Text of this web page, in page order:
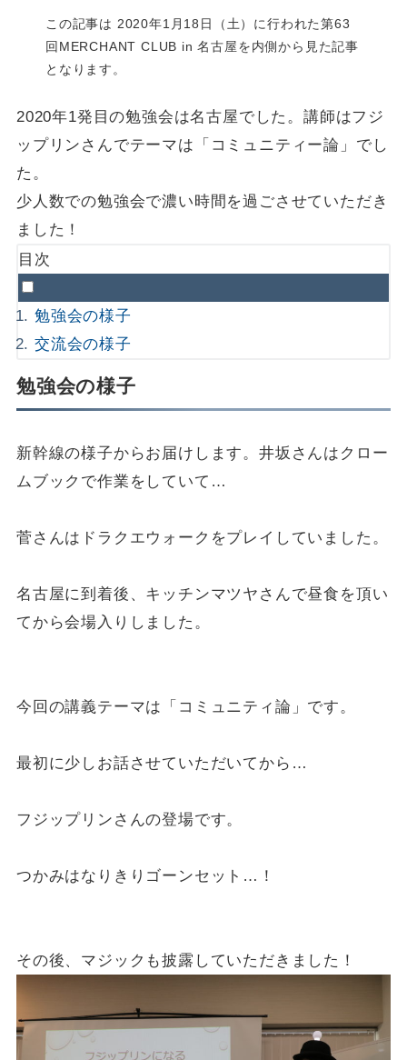
この記事は 2020年1月18日（土）に行われた第63
回MERCHANT CLUB in 名古屋を内側から見た記事
となります。
2020年1発目の勉強会は名古屋でした。講師はフジ
ップリンさんでテーマは「コミュニティー論」でし
た。
少人数での勉強会で濃い時間を過ごさせていただき
ました！
目次
勉強会の様子
交流会の様子
勉強会の様子
新幹線の様子からお届けします。井坂さんはクロー
ムブックで作業をしていて…
菅さんはドラクエウォークをプレイしていました。
名古屋に到着後、キッチンマツヤさんで昼食を頂い
てから会場入りしました。
今回の講義テーマは「コミュニティ論」です。
最初に少しお話させていただいてから…
フジップリンさんの登場です。
つかみはなりきりゴーンセット…！
その後、マジックも披露していただきました！